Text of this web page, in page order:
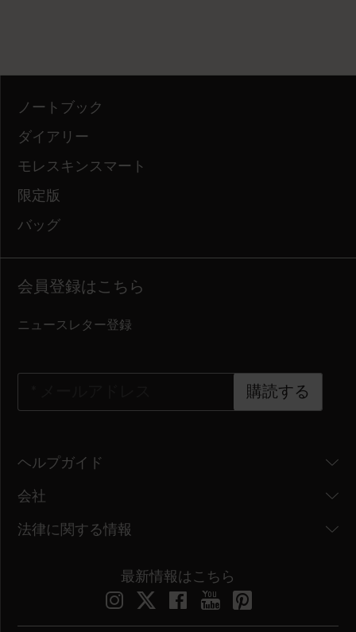
ノートブック
ダイアリー
モレスキンスマート
限定版
バッグ
会員登録はこちら
ニュースレター登録
購読する
ヘルプガイド
会社
法律に関する情報
最新情報はこちら